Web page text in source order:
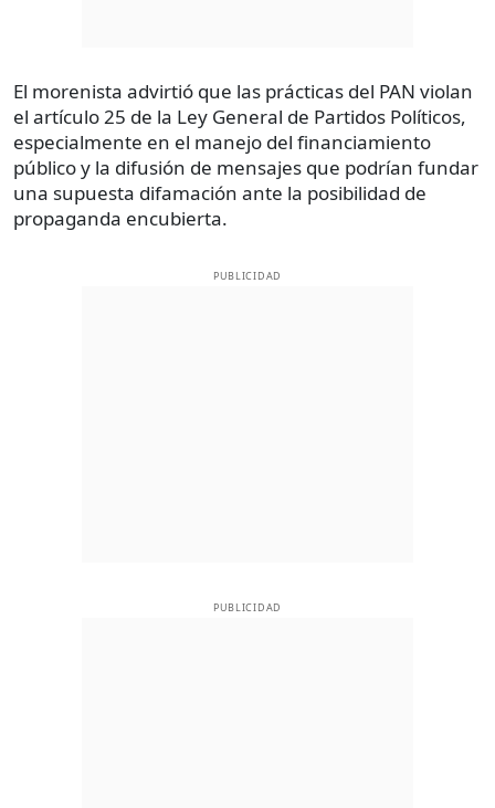
El morenista advirtió que las prácticas del PAN violan
el artículo 25 de la Ley General de Partidos Políticos,
especialmente en el manejo del financiamiento
público y la difusión de mensajes que podrían fundar
una supuesta difamación ante la posibilidad de
propaganda encubierta.
PUBLICIDAD
PUBLICIDAD